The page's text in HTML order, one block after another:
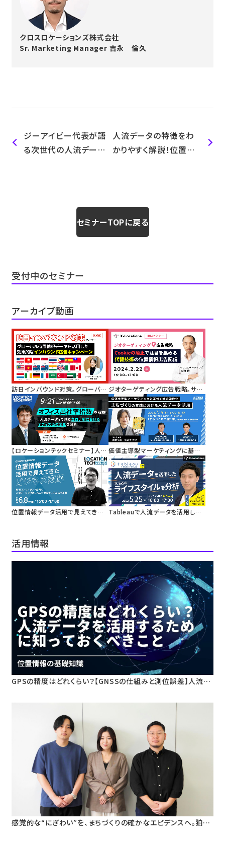
クロスロケーションズ株式会社
Sr. Marketing Manager 吉永 倫久
ジーアイビー代表が語
る次世代の人流データ
人流データの特徴をわ
かりやすく解説！位置情
セミナーTOPに戻る
受付中のセミナー
アーカイブ動画
訪日インバウンド対策。グローバル
位置情報データを活用した効果的
なインバウンド広告キャンペーン
ジオターゲティング広告戦略。サー
ドパーティーCookieの廃止で注目
を集める代替技術としての位置情
報を活用した広告配信
【ロケーションテックセミナー】人流
データを活用した「オフィス出社率
指数」を解説
価値主導型マーケティングに基づく
地域活性化
まちづくりの実践における人流デ
ータ活用
位置情報データ活用で見えてきた
Tableauで人流データを活用した
活用情報
GPSの精度はどれくらい？【GNSSの仕組みと測位誤差】人流デ
感覚的な“にぎわい”を、まちづくりの確かなエビデンスへ。狛江